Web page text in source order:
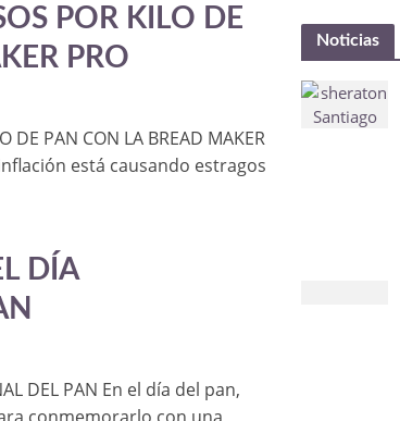
POR KILO DE
PRO
DE PAN CON LA BREAD MAKER
está causando estragos
DÍA
DEL PAN En el día del pan,
Noticias